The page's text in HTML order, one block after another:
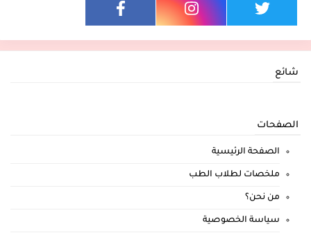
شائع
الصفحات
الصفحة الرئيسية
ملخصات لطلاب الطب
من نحن؟
سياسة الخصوصية